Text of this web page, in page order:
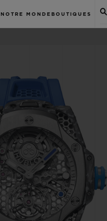
NOTRE MONDE BOUTIQUES